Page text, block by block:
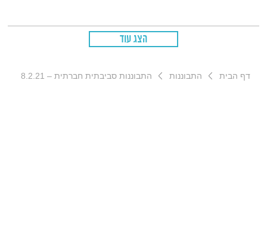
הצג עוד
דף הבית התבוננות התבוננות סביבתית חברתית – 8.2.21